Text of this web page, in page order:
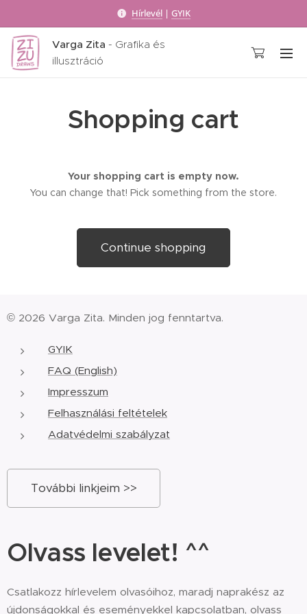
Hírlevél | GYIK
Varga Zita - Grafika és
illusztráció
Shopping cart
Your shopping cart is empty now.
You can change that! Pick something from the store.
Continue shopping
© 2026 Varga Zita. Minden jog fenntartva.
GYIK
FAQ (English)
Impresszum
Felhasználási feltételek
Adatvédelmi szabályzat
További linkjeim >>
Olvass levelet! ^^
Csatlakozz hírlevelem olvasóihoz, maradj naprakész az
újdonságokkal és eseményekkel kapcsolatban, olvass